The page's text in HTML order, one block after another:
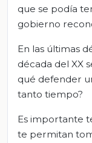
que se podía
gobierno
En las últimas
década del XX
qué defender
tanto tiempo?
Es importante
te permitan